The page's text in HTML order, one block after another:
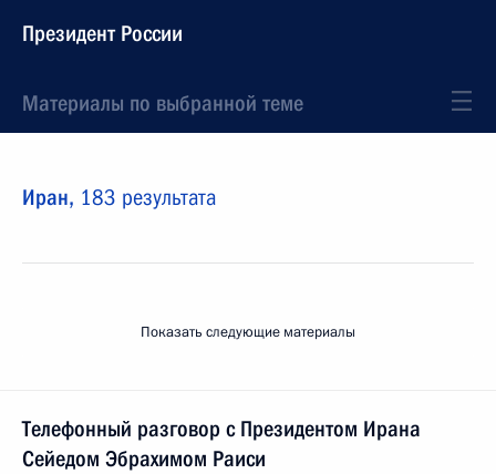
Президент России
Материалы по выбранной теме
Иран, 183 результата
Показать следующие материалы
Телефонный разговор с Президентом Ирана
Сейедом Эбрахимом Раиси